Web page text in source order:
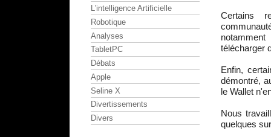
Certains
télécharger
Enfin,
démontré,
le Wallet
Nous
quelques
L'intelligence Artificielle
Robotique
Analyses
TabletPC
Débats
Apple
Seline X
Divertissements
Divers